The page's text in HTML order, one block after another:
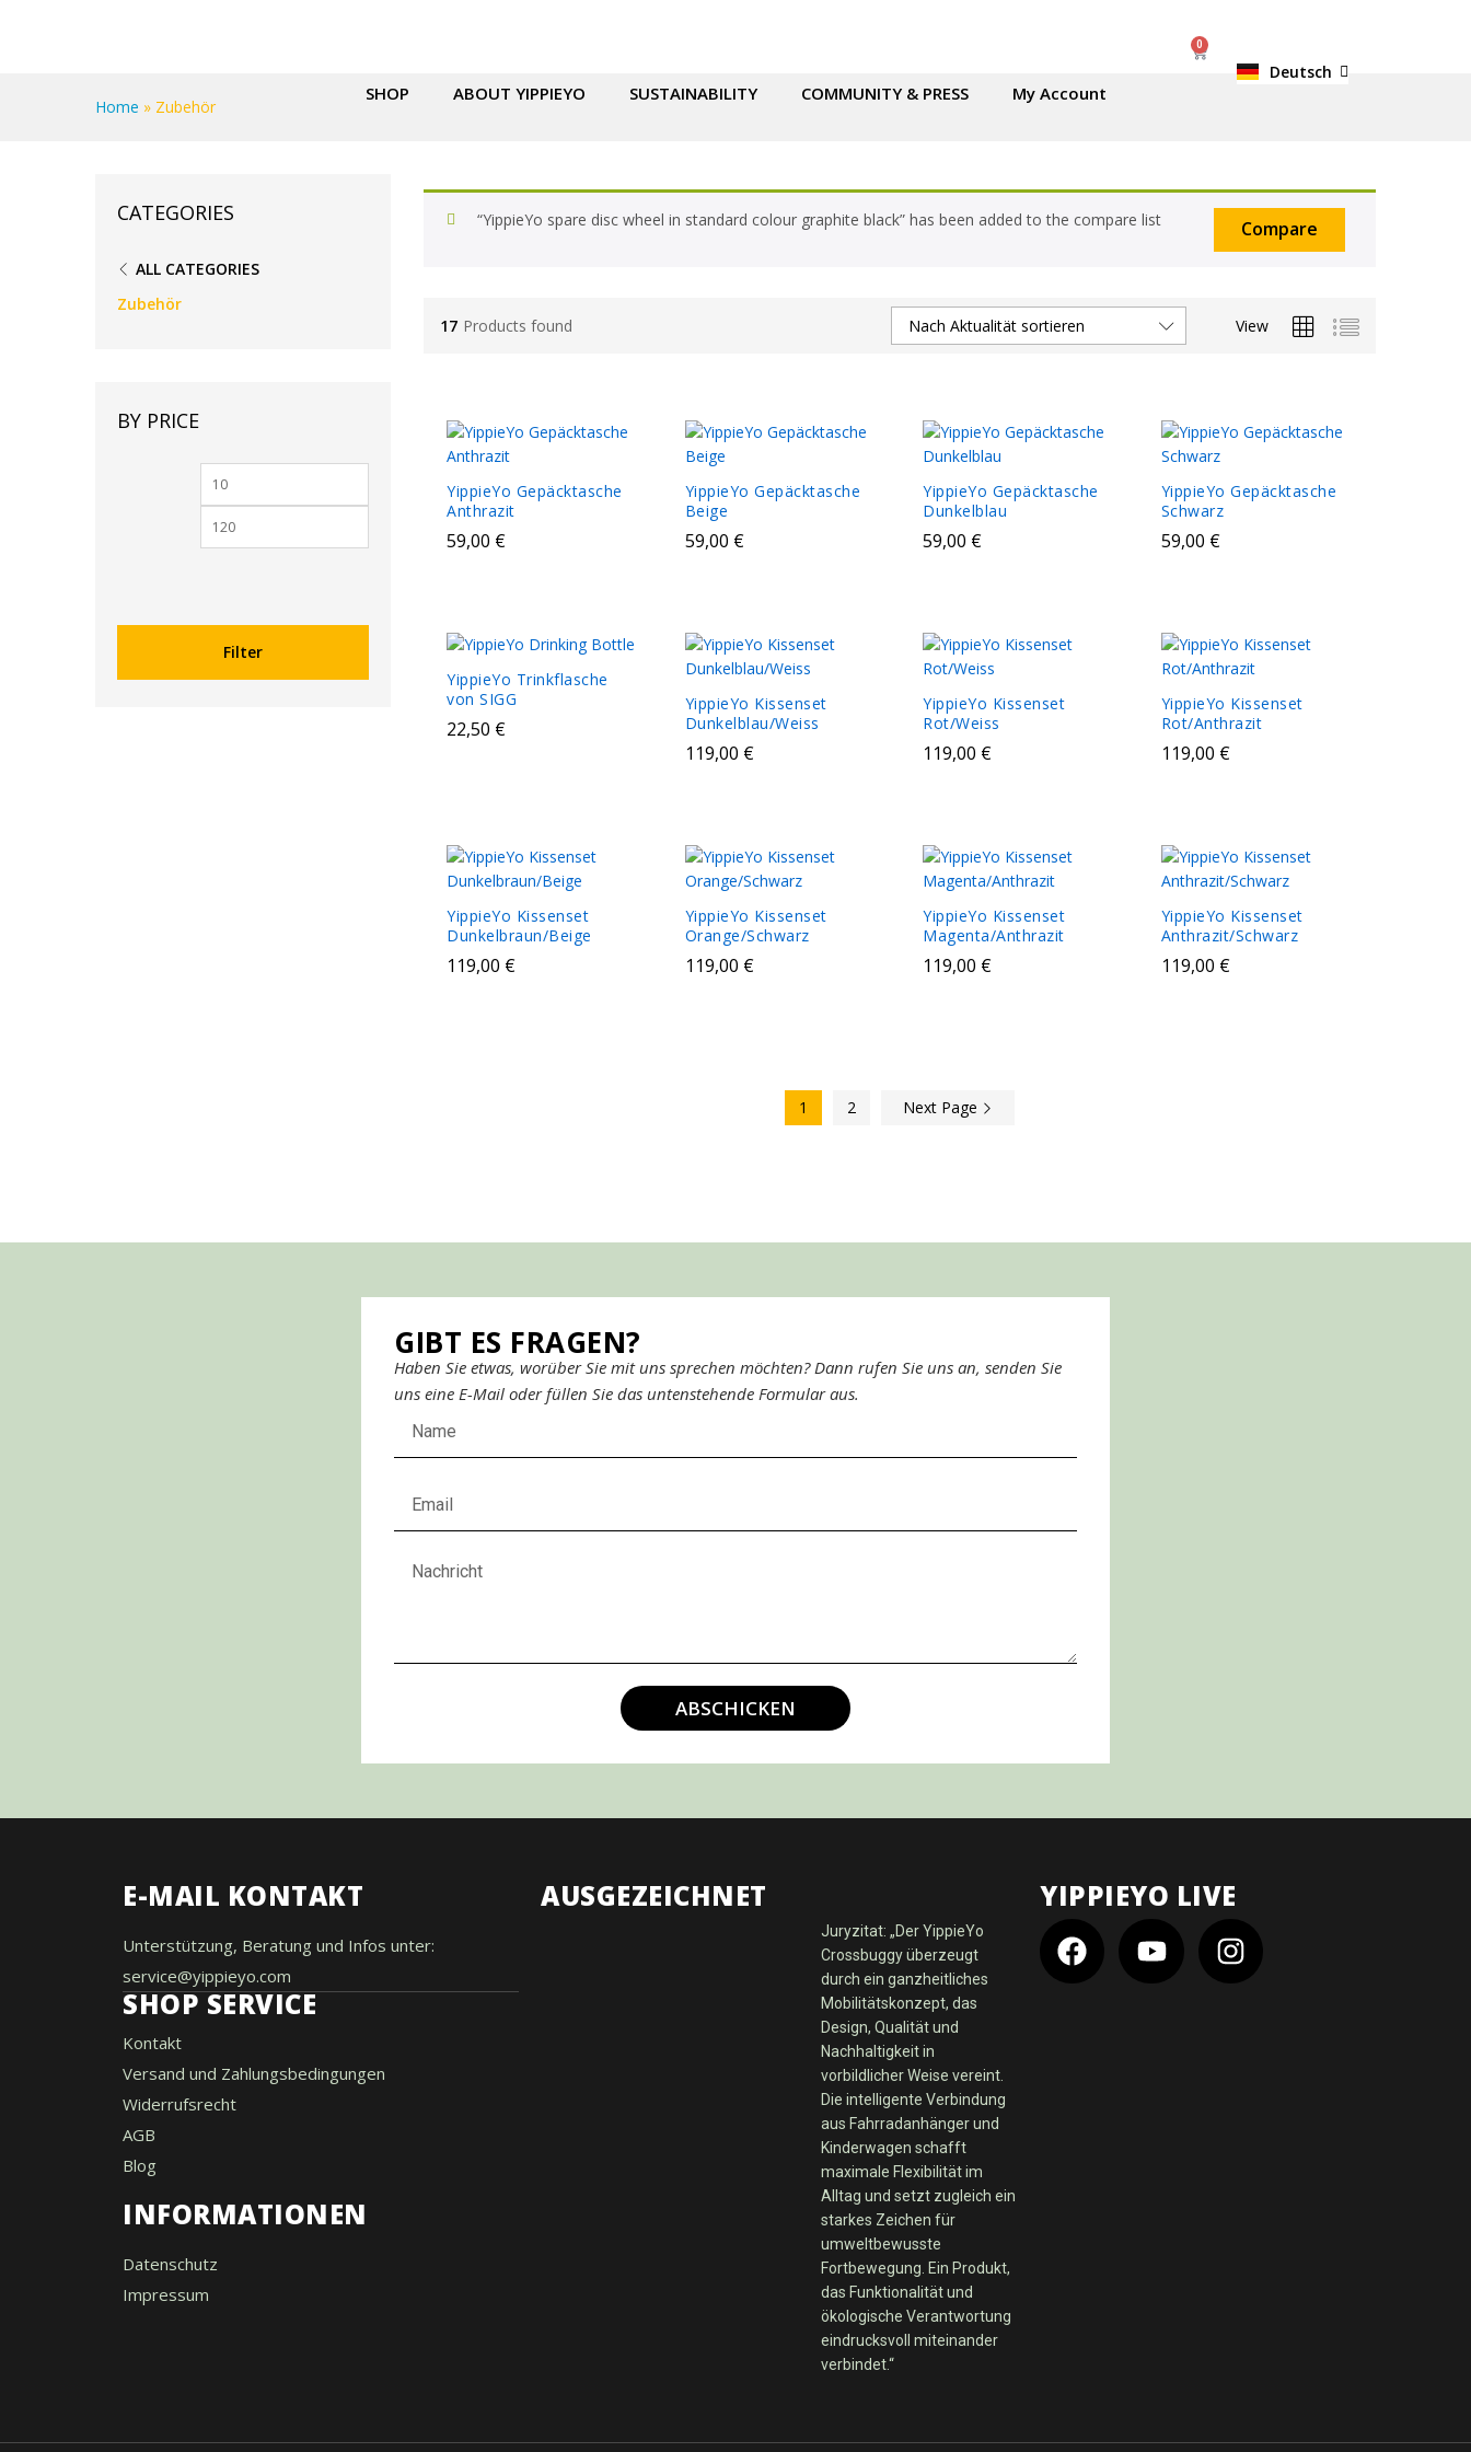
SHOP ABOUT YIPPIEYO SUSTAINABILITY COMMUNITY & PRESS My Account
Deutsch
English
0
Home » Zubehör
Compare
“YippieYo spare disc wheel in standard colour graphite black” has been added to the compare list
17 Products found View
Nach Aktualität sortieren
YippieYo Gepäcktasche
Anthrazit
59,00 €
59,00 €
YippieYo Gepäcktasche
Beige
59,00 €
59,00 €
YippieYo Gepäcktasche
Dunkelblau
59,00 €
59,00 €
YippieYo Gepäcktasche
Schwarz
59,00 €
59,00 €
YippieYo Trinkflasche
von SIGG
22,50 €
22,50 €
YippieYo Kissenset
Dunkelblau/Weiss
119,00 €
119,00 €
YippieYo Kissenset
Rot/Weiss
119,00 €
119,00 €
YippieYo Kissenset
Rot/Anthrazit
119,00 €
119,00 €
YippieYo Kissenset
Dunkelbraun/Beige
119,00 €
119,00 €
YippieYo Kissenset
Orange/Schwarz
119,00 €
119,00 €
YippieYo Kissenset
Magenta/Anthrazit
119,00 €
119,00 €
YippieYo Kissenset
Anthrazit/Schwarz
119,00 €
119,00 €
1 2 Next Page
CATEGORIES
ALL CATEGORIES
Zubehör
BY PRICE
Filter
GIBT ES FRAGEN?
Haben Sie etwas, worüber Sie mit uns sprechen möchten? Dann rufen Sie uns an, senden Sie
uns eine E-Mail oder füllen Sie das untenstehende Formular aus.
ABSCHICKEN
E-MAIL KONTAKT
Unterstützung, Beratung und Infos unter:
service@yippieyo.com
SHOP SERVICE
Kontakt
Versand und Zahlungsbedingungen
Widerrufsrecht
AGB
Blog
INFORMATIONEN
Datenschutz
Impressum
AUSGEZEICHNET
Juryzitat: „Der YippieYo
Crossbuggy überzeugt
durch ein ganzheitliches
Mobilitätskonzept, das
Design, Qualität und
Nachhaltigkeit in
vorbildlicher Weise vereint.
Die intelligente Verbindung
aus Fahrradanhänger und
Kinderwagen schafft
maximale Flexibilität im
Alltag und setzt zugleich ein
starkes Zeichen für
umweltbewusste
Fortbewegung. Ein Produkt,
das Funktionalität und
ökologische Verantwortung
eindrucksvoll miteinander
verbindet.“
YIPPIEYO LIVE